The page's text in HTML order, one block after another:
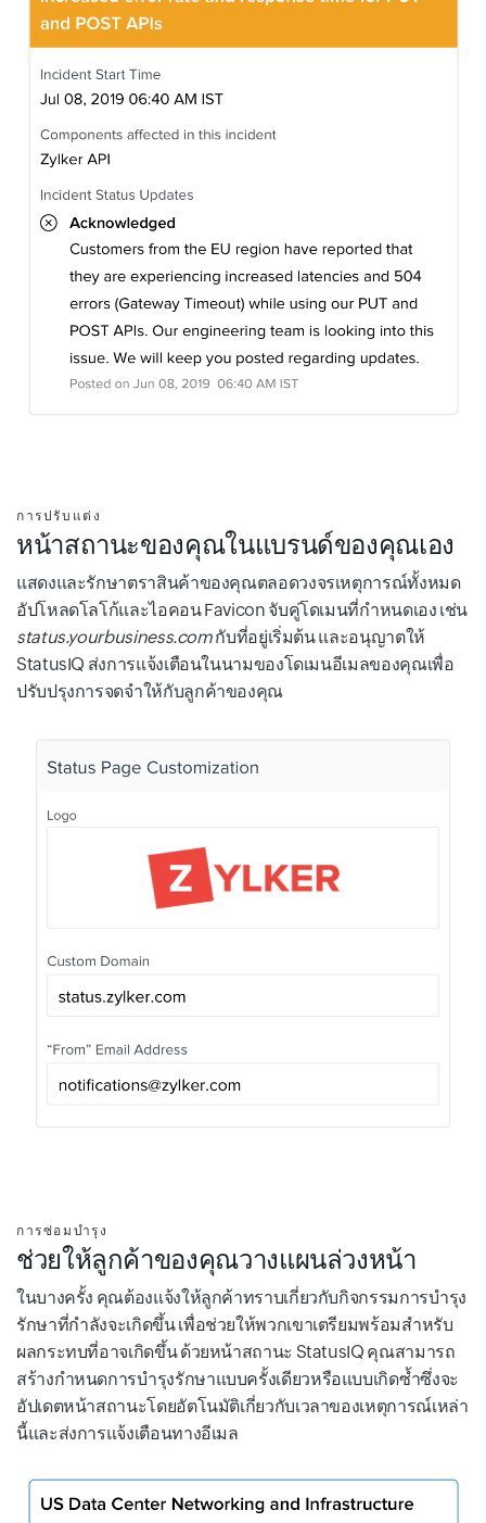
การปรับแต่ง
หน้าสถานะของคุณในแบรนด์ของคุณเอง
แสดงและรักษาตราสินค้าของคุณตลอดวงจรเหตุการณ์ทั้งหมด
อัปโหลดโลโก้และไอคอน Favicon จับคู่โดเมนที่กำหนดเอง เช่น
status.yourbusiness.comกับที่อยู่เริ่มต้น และอนุญาตให้
StatusIQ ส่งการแจ้งเตือนในนามของโดเมนอีเมลของคุณเพื่อ
ปรับปรุงการจดจำให้กับลูกค้าของคุณ
การซ่อมบำรุง
ช่วยให้ลูกค้าของคุณวางแผนล่วงหน้า
ในบางครั้ง คุณต้องแจ้งให้ลูกค้าทราบเกี่ยวกับกิจกรรมการบำรุง
รักษาที่กำลังจะเกิดขึ้น เพื่อช่วยให้พวกเขาเตรียมพร้อมสำหรับ
ผลกระทบที่อาจเกิดขึ้น ด้วยหน้าสถานะ StatusIQ คุณสามารถ
สร้างกำหนดการบำรุงรักษาแบบครั้งเดียวหรือแบบเกิดซ้ำซึ่งจะ
อัปเดตหน้าสถานะโดยอัตโนมัติเกี่ยวกับเวลาของเหตุการณ์เหล่า
นี้และส่งการแจ้งเตือนทางอีเมล